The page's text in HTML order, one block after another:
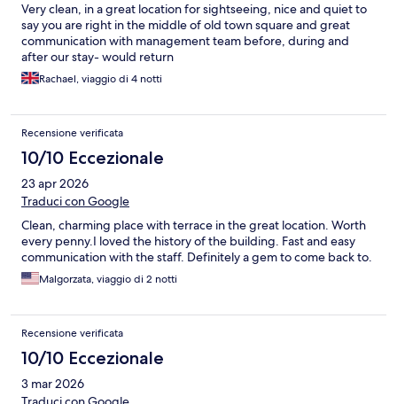
Very clean, in a great location for sightseeing, nice and quiet to
say you are right in the middle of old town square and great
communication with management team before, during and
after our stay- would return
Rachael, viaggio di 4 notti
Recensione verificata
10/10 Eccezionale
23 apr 2026
Traduci con Google
Clean, charming place with terrace in the great location. Worth
every penny.I loved the history of the building. Fast and easy
communication with the staff. Definitely a gem to come back to.
Malgorzata, viaggio di 2 notti
Recensione verificata
10/10 Eccezionale
3 mar 2026